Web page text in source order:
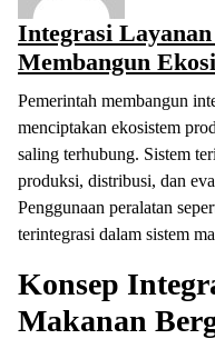
Integrasi
Membangun
Pemerintah membangun
menciptakan ekosistem
saling terhubung. Sistem
produksi, distribusi, dan
Penggunaan peralatan
terintegrasi dalam sistem
Konsep
Makanan